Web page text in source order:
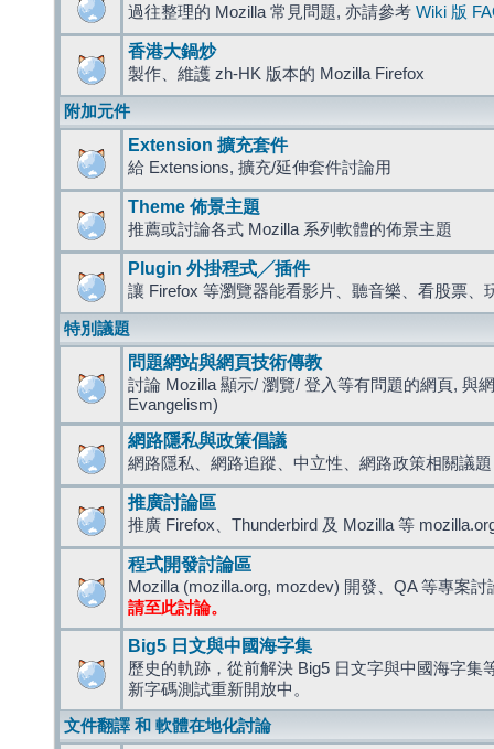
過往整理的 Mozilla 常見問題, 亦請參考 Wiki 版
香港大鍋炒
製作、維護 zh-HK 版本的 Mozilla Firefox
附加元件
Extension 擴充套件
給 Extensions, 擴充/延伸套件討論用
Theme 佈景主題
推薦或討論各式 Mozilla 系列軟體的佈景主題
Plugin 外掛程式╱插件
讓 Firefox 等瀏覽器能看影片、聽音樂、看股票、
特別議題
問題網站與網頁技術傳教
討論 Mozilla 顯示/ 瀏覽/ 登入等有問題的網頁, 與
Evangelism)
網路隱私與政策倡議
網路隱私、網路追蹤、中立性、網路政策相關議題
推廣討論區
推廣 Firefox、Thunderbird 及 Mozilla 等
程式開發討論區
Mozilla (mozilla.org, mozdev) 開發、QA 等專案討
請至此討論。
Big5 日文與中國海字集
歷史的軌跡，從前解決 Big5 日文字與中國海字集
新字碼測試重新開放中。
文件翻譯 和 軟體在地化討論